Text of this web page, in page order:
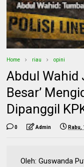
Home riau opini
Abdul Wahid
Besar’
Dipanggil
0 Admin Rabu,
Oleh: Guswanda